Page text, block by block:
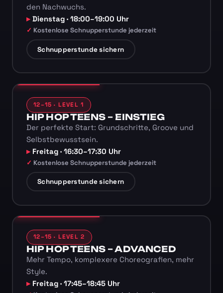
den Nachwuchs.
Dienstag · 18:00–19:00 Uhr
Kostenlose Schnupperstunde jederzeit
Schnupperstunde sichern
12–15 · LEVEL 1
HIP HOP TEENS – EINSTIEG
Der perfekte Start: Grundschritte, Groove und
Selbstbewusstsein.
Freitag · 16:30–17:30 Uhr
Kostenlose Schnupperstunde jederzeit
Schnupperstunde sichern
12–15 · LEVEL 2
HIP HOP TEENS – ADVANCED
Mehr Tempo, komplexere Choreografien, mehr
Style.
Freitag · 17:45–18:45 Uhr